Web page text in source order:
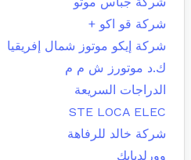
شركة قو اكو +
شركة إيكو موتوز شمال إفريقيا
ك.د موتورز ش م م
الدراجات السريعة
STE LOCA ELEC
شركة خالد للرفاهة
وورلدبايك